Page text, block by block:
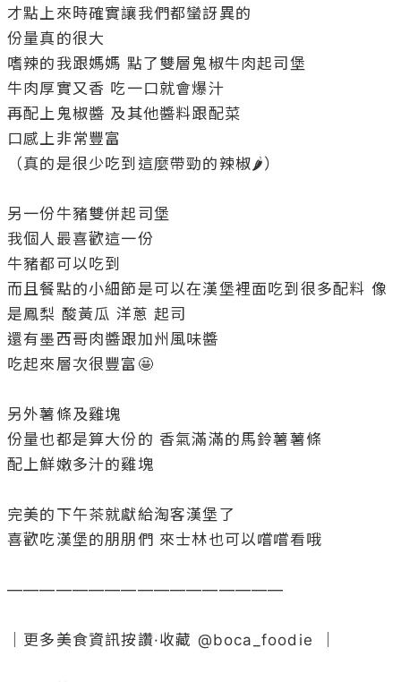
才點上來時確實讓我們都蠻訝異的
份量真的很大
嗜辣的我跟媽媽 點了雙層鬼椒牛肉起司堡
牛肉厚實又香 吃一口就會爆汁
再配上鬼椒醬 及其他醬料跟配菜
口感上非常豐富
（真的是很少吃到這麼帶勁的辣椒🌶️）
另一份牛豬雙併起司堡
我個人最喜歡這一份
牛豬都可以吃到
而且餐點的小細節是可以在漢堡裡面吃到很多配料 像
是鳳梨 酸黃瓜 洋蔥 起司
還有墨西哥肉醬跟加州風味醬
吃起來層次很豐富🤩
另外薯條及雞塊
份量也都是算大份的 香氣滿滿的馬鈴薯薯條
配上鮮嫩多汁的雞塊
完美的下午茶就獻給淘客漢堡了
喜歡吃漢堡的朋朋們 來士林也可以嚐嚐看哦
—————————————————
｜更多美食資訊按讚·收藏 @boca_foodie